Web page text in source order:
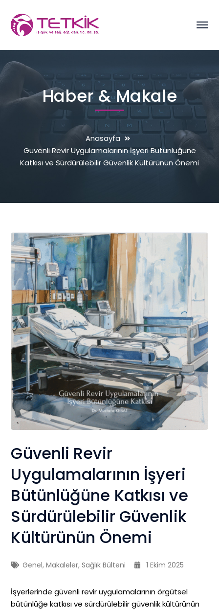
Haber & Makale
Anasayfa
Güvenli Revir Uygulamalarının İşyeri Bütünlüğüne
Katkısı ve Sürdürülebilir Güvenlik Kültürünün Önemi
Güvenli Revir
Uygulamalarının İşyeri
Bütünlüğüne Katkısı ve
Sürdürülebilir Güvenlik
Kültürünün Önemi
Genel,Makaleler,Sağlık Bülteni 1 Ekim 2025
İşyerlerinde güvenli revir uygulamalarının örgütsel
bütünlüğe katkısı ve sürdürülebilir güvenlik kültürünün